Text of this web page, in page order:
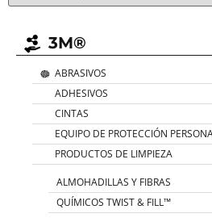
3M®
ABRASIVOS
ADHESIVOS
CINTAS
EQUIPO DE PROTECCIÓN
PRODUCTOS DE LIMPIEZA
ALMOHADILLAS Y FIBRAS
QUÍMICOS TWIST & FILL™